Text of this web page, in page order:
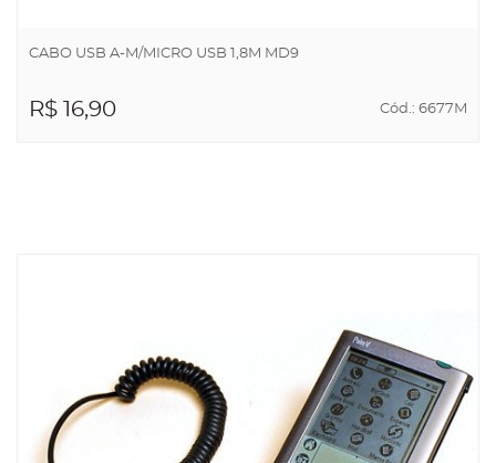
CABO USB A-M/MICRO USB 1,8M MD9
R$ 16,90 Cód.: 6677M